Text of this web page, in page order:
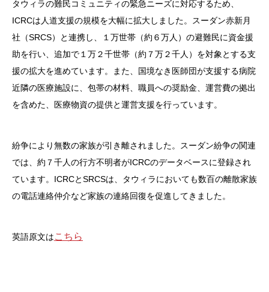
タウィラの難民コミュニティの緊急ニーズに対応するため、
ICRCは人道支援の規模を大幅に拡大しました。スーダン赤新月
社（SRCS）と連携し、１万世帯（約６万人）の避難民に資金援
助を行い、追加で１万２千世帯（約７万２千人）を対象とする支
援の拡大を進めています。また、国境なき医師団が支援する病院
近隣の医療施設に、包帯の材料、職員への奨励金、運営費の拠出
を含めた、医療物資の提供と運営支援を行っています。
紛争により無数の家族が引き離されました。スーダン紛争の関連
では、約７千人の行方不明者がICRCのデータベースに登録され
ています。ICRCとSRCSは、タウィラにおいても数百の離散家族
の電話連絡仲介など家族の連絡回復を促進してきました。
英語原文はこちら